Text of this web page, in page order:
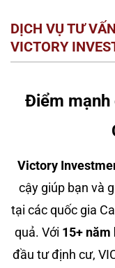
DỊCH VỤ TƯ
VICTORY
Điểm
Victory
cậy giúp bạn và
tại các quốc gia
quả. Với 15+
đầu tư định cư,